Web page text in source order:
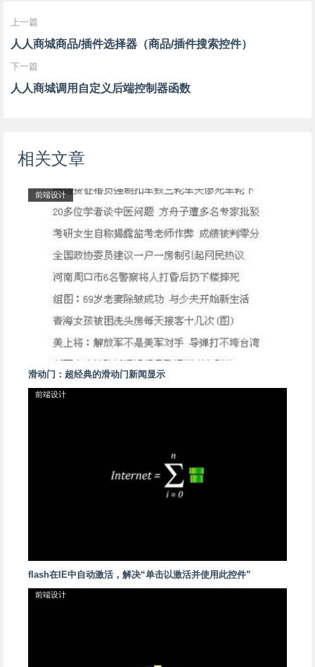
上一篇
人人商城商品/插件选择器（商品/插件搜索控件）
下一篇
人人商城调用自定义后端控制器函数
相关文章
前端设计
滑动门：超经典的滑动门新闻显示
前端设计
flash在IE中自动激活，解决“单击以激活并使用此控件”
前端设计